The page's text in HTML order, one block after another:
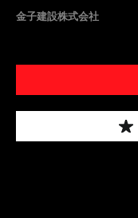
金子建設株式会社